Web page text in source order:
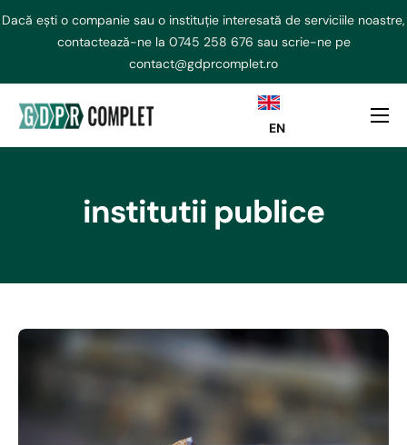
Dacă ești o companie sau o instituție interesată de serviciile noastre,
contactează-ne la 0745 258 676 sau scrie-ne pe
contact@gdprcomplet.ro
DPO externalizat
Consultanta GDPR
Echipa
EN
institutii publice